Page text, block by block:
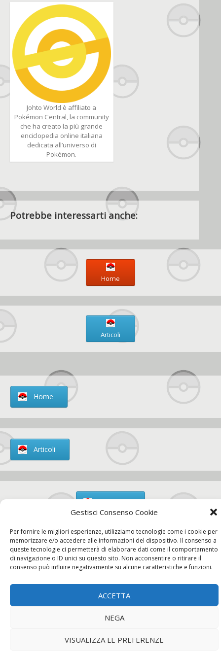
Gestisci Consenso Cookie
Per fornire le migliori esperienze, utilizziamo tecnologie come i cookie per
memorizzare e/o accedere alle informazioni del dispositivo. Il consenso a
queste tecnologie ci permetterà di elaborare dati come il comportamento
di navigazione o ID unici su questo sito. Non acconsentire o ritirare il
consenso può influire negativamente su alcune caratteristiche e funzioni.
ACCETTA
NEGA
VISUALIZZA LE PREFERENZE
Johto World è affiliato a
Pokémon Central, la community
che ha creato la più grande
enciclopedia online italiana
dedicata all’universo di
Pokémon.
Potrebbe interessarti anche:
Home
Articoli
Home
Articoli
Chi siamo
Contatti
Contatti Privacy Policy